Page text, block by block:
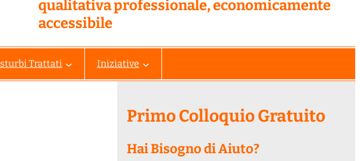
qualitativa professionale, economicamente
accessibile
Trattati Iniziative
Primo Colloquio Gratuito
Hai Bisogno di Aiuto?